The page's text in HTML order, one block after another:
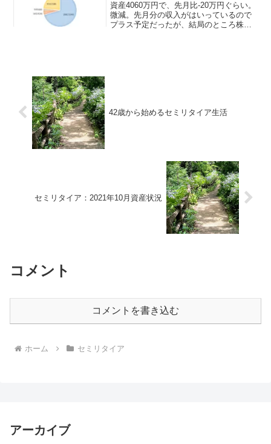
資産4060万円で、先月比-20万円ぐらい。
微減。先月分の収入がはいっているので
プラス予定だったが、結局のところ株式
42歳から始めるセミリタイア生活
セミリタイア：2021年10月資産状況
コメント
コメントを書き込む
ホーム セミリタイア
アーカイブ